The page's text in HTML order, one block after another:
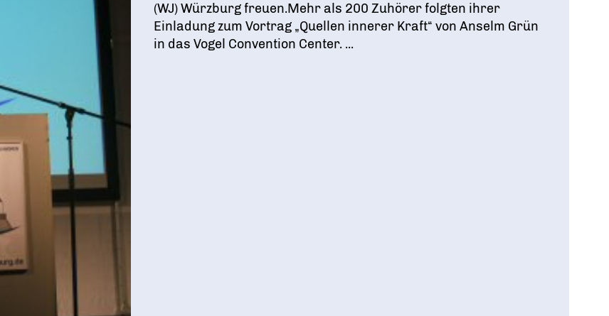
(WJ) Würzburg freuen.Mehr als 200 Zuhörer folgten ihrer
Einladung zum Vortrag „Quellen innerer Kraft“ von Anselm Grün
in das Vogel Convention Center. ...